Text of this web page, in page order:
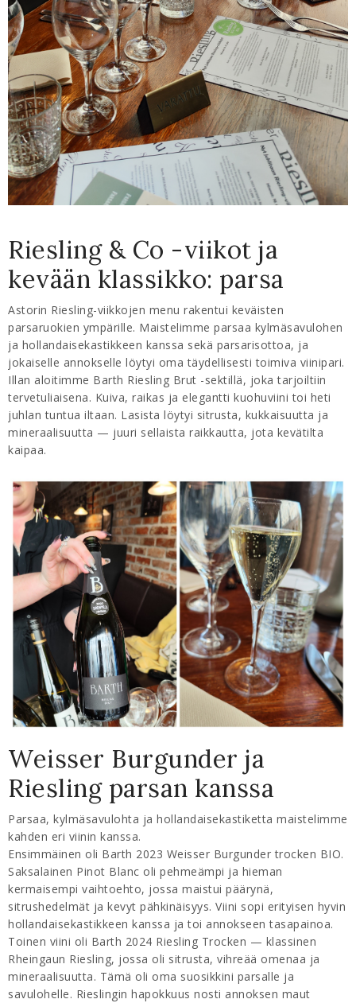
Riesling & Co -viikot ja
kevään klassikko: parsa
Astorin Riesling-viikkojen menu rakentui keväisten
parsaruokien ympärille. Maistelimme parsaa kylmäsavulohen
ja hollandaisekastikkeen kanssa sekä parsarisottoa, ja
jokaiselle annokselle löytyi oma täydellisesti toimiva viinipari.
Illan aloitimme Barth Riesling Brut -sektillä, joka tarjoiltiin
tervetuliaisena. Kuiva, raikas ja elegantti kuohuviini toi heti
juhlan tuntua iltaan. Lasista löytyi sitrusta, kukkaisuutta ja
mineraalisuutta — juuri sellaista raikkautta, jota kevätilta
kaipaa.
Weisser Burgunder ja
Riesling parsan kanssa
Parsaa, kylmäsavulohta ja hollandaisekastiketta maistelimme
kahden eri viinin kanssa.
Ensimmäinen oli Barth 2023 Weisser Burgunder trocken BIO.
Saksalainen Pinot Blanc oli pehmeämpi ja hieman
kermaisempi vaihtoehto, jossa maistui päärynä,
sitrushedelmät ja kevyt pähkinäisyys. Viini sopi erityisen hyvin
hollandaisekastikkeen kanssa ja toi annokseen tasapainoa.
Toinen viini oli Barth 2024 Riesling Trocken — klassinen
Rheingaun Riesling, jossa oli sitrusta, vihreää omenaa ja
mineraalisuutta. Tämä oli oma suosikkini parsalle ja
savulohelle. Rieslingin hapokkuus nosti annoksen maut